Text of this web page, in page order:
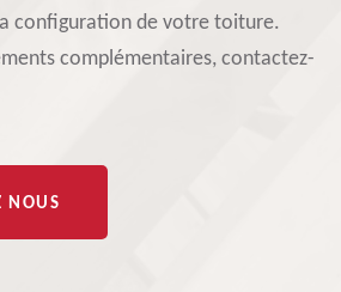
configuration de votre toiture.
complémentaires, contactez-
NOUS